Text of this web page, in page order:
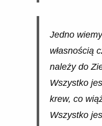
Jedno
własnością
należy do
Wszystko
krew, co
Wszystko